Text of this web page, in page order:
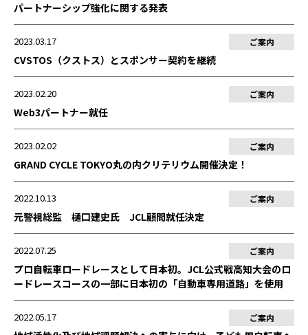
パートナーシップ強化に関する発表
2023.03.17 ご案内
CVSTOS（クストス）とスポンサー契約を継続
2023.02.20 ご案内
Web3パートナー就任
2023.02.02 ご案内
GRAND CYCLE TOKYO丸の内クリテリウム開催決定！
2022.10.13 ご案内
元警視総監 樋口建史氏 JCL顧問就任決定
2022.07.25 ご案内
プロ自転車ロードレースとして日本初。JCL公式戦高知大会のロ
ードレースコースの一部に日本初の「自動車専用道路」を使用
2022.05.17 ご案内